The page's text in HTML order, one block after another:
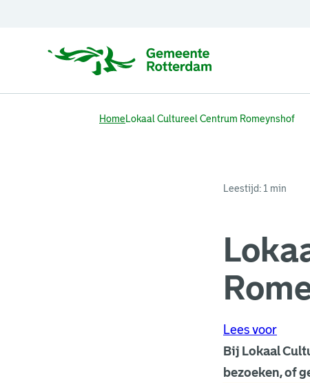
HomeLokaal Cultureel Centrum Romeynshof
Leestijd: 1 min
Lees voor
Bij Lokaal
bezoeken, of